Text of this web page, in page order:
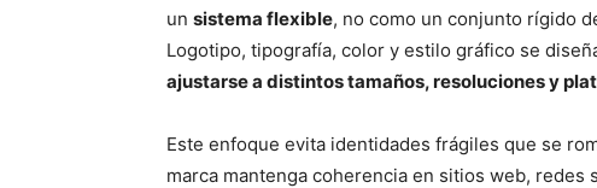
un sistema flexible, no como un conjunto rígido
Logotipo, tipografía, color y estilo gráfico se
ajustarse a distintos tamaños, resoluciones y
Este enfoque evita identidades frágiles que se
marca mantenga coherencia en sitios web,